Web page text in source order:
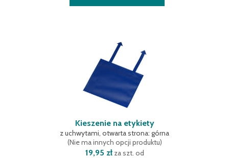
Kieszenie na etykiety
z uchwytami, otwarta strona: górna
(Nie ma innych opcji produktu)
19,95 złza szt. od